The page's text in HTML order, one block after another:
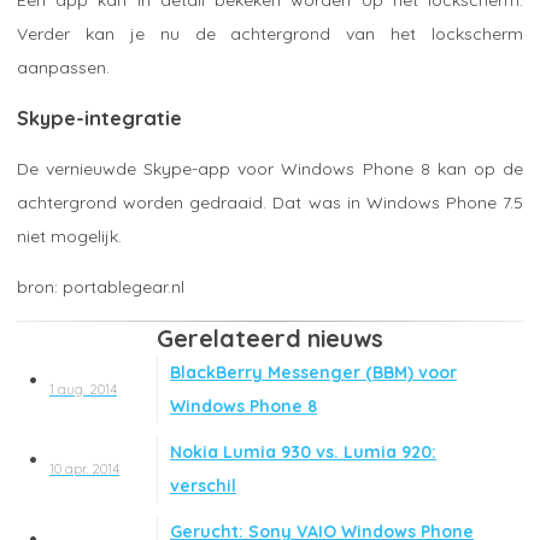
Verder kan je nu de achtergrond van het lockscherm
aanpassen.
Skype-integratie
De vernieuwde Skype-app voor Windows Phone 8 kan op de
achtergrond worden gedraaid. Dat was in Windows Phone 7.5
niet mogelijk.
portablegear.nl
Gerelateerd nieuws
1 aug. 2014
BlackBerry Messenger (BBM) voor
Windows Phone 8
10 apr. 2014
Nokia Lumia 930 vs. Lumia 920:
verschil
Gerucht: Sony VAIO Windows Phone